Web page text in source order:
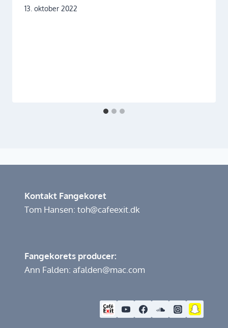
13. oktober 2022
Kontakt Fangekoret
Tom Hansen: toh@cafeexit.dk
Fangekorets producer:
Ann Falden: afalden@mac.com